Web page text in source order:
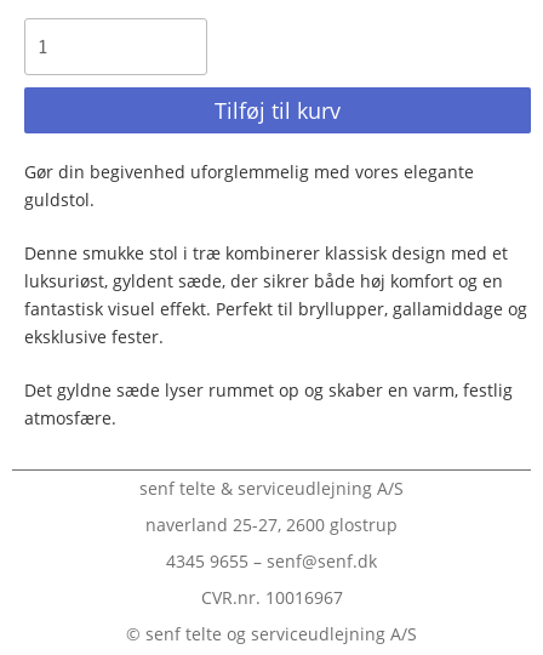
Tilføj til kurv
Gør din begivenhed uforglemmelig med vores elegante
guldstol.
Denne smukke stol i træ kombinerer klassisk design med et
luksuriøst, gyldent sæde, der sikrer både høj komfort og en
fantastisk visuel effekt. Perfekt til bryllupper, gallamiddage og
eksklusive fester.
Det gyldne sæde lyser rummet op og skaber en varm, festlig
atmosfære.
senf telte & serviceudlejning A/S
naverland 25-27, 2600 glostrup
4345 9655 – senf@senf.dk
CVR.nr. 10016967
© senf telte og serviceudlejning A/S